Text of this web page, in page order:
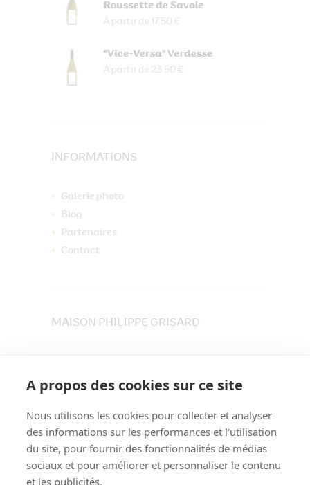
A propos des cookies sur ce site
Nous utilisons les cookies pour collecter et analyser
des informations sur les performances et l'utilisation
du site, pour fournir des fonctionnalités de médias
sociaux et pour améliorer et personnaliser le contenu
et les publicités.
Roussette de Savoie
À partir de 17.50 €
"Vice-Versa" Verdesse
À partir de 23.50 €
INFORMATIONS
Galerie photo
Blog
Partenaires
Contact
MAISON PHILIPPE GRISARD
Tél. 04 79 84 30 91